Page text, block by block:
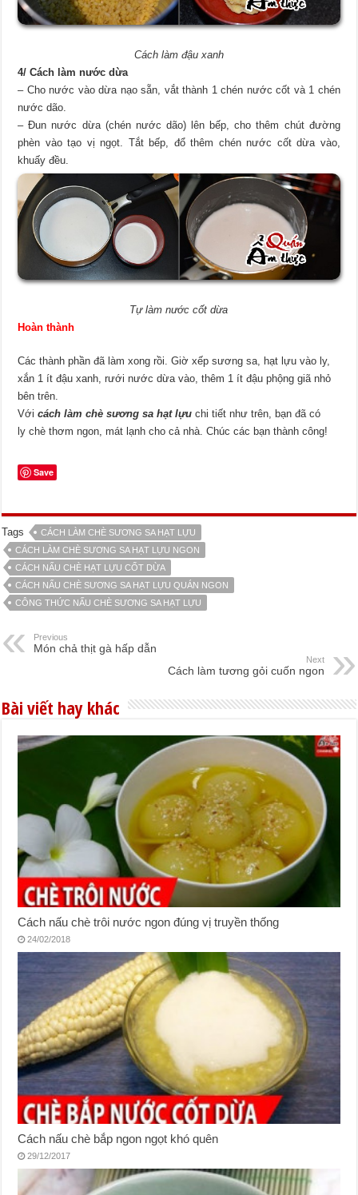
Cách làm đậu xanh
4/ Cách làm nước dừa
– Cho nước vào dừa nạo sẵn, vắt thành 1 chén nước cốt và 1 chén
nước dão.
– Đun nước dừa (chén nước dão) lên bếp, cho thêm chút đường
phèn vào tạo vị ngọt. Tắt bếp, đổ thêm chén nước cốt dừa vào,
khuấy đều.
Tự làm nước cốt dừa
Hoàn thành
Các thành phần đã làm xong rồi. Giờ xếp sương sa, hạt lựu vào ly,
xắn 1 ít đậu xanh, rưới nước dừa vào, thêm 1 ít đậu phộng giã nhỏ
bên trên.
Vớicách làm chè sương sa hạt lựu chi tiết như trên, bạn đã có
ly chè thơm ngon, mát lạnh cho cả nhà. Chúc các bạn thành công!
Save
Tags
CÁCH LÀM CHÈ SƯƠNG SA HẠT LỰU
CÁCH LÀM CHÈ SƯƠNG SA HẠT LỰU NGON
CÁCH NẤU CHÈ HẠT LỰU CỐT DỪA
CÁCH NẤU CHÈ SƯƠNG SA HẠT LỰU QUÁN NGON
CÔNG THỨC NẤU CHÈ SƯƠNG SA HẠT LỰU
Previous
Món chả thịt gà hấp dẫn
Next
Cách làm tương gỏi cuốn ngon
Bài viết hay khác
Cách nấu chè trôi nước ngon đúng vị truyền thống
24/02/2018
Cách nấu chè bắp ngon ngọt khó quên
29/12/2017